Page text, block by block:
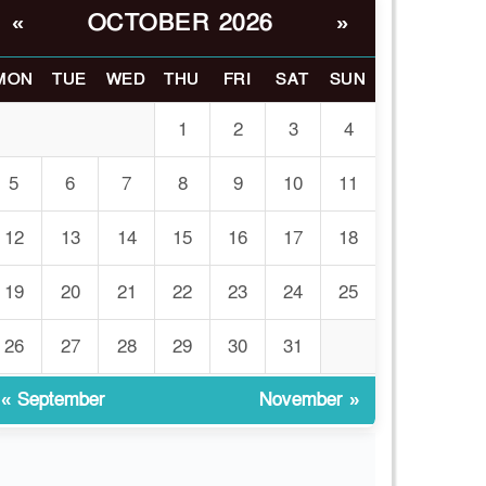
ভোরে ঝিনাইদহ সীমান্তে
রাবার বুলেট, বাংলাদেশি
আহত
চুয়াডাঙ্গা/ প্রথম স্ত্রীকে নিয়ে
মালয়েশিয়ায়, দ্বিতীয় স্ত্রী
স্বামীর বাড়ি
৮
এমপিওভুক্ত শিক্ষকদের
বদলি কার্যক্রম চালু
৯
গবেষণার আগে গবেষণার
ভিত্তি: বিশ্ববিদ্যালয় কি
প্রস্তুত?
« OCTOBER 2026 »
TUE WED THU FRI SAT SUN
1 2 3 4
5 6 7 8 9 10 11
12 13 14 15 16 17 18
19 20 21 22 23 24 25
26 27 28 29 30 31
« September November »